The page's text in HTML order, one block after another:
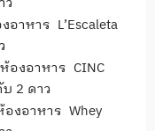
อาหาร L’Escaleta
องอาหาร CINC
2 ดาว
งอาหาร Whey